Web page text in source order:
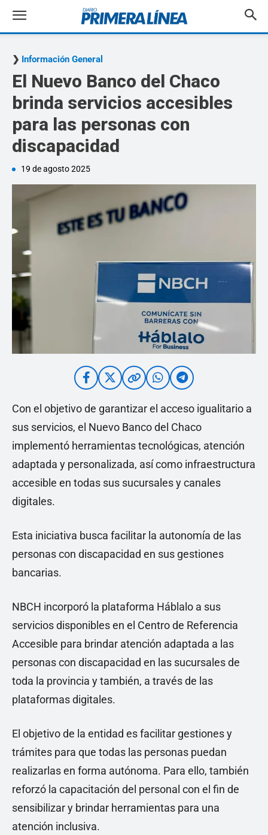
Información General
El Nuevo Banco del Chaco
brinda servicios accesibles
para las personas con
discapacidad
19 de agosto 2025
Con el objetivo de garantizar el acceso igualitario a
sus servicios, el Nuevo Banco del Chaco
implementó herramientas tecnológicas, atención
adaptada y personalizada, así como infraestructura
accesible en todas sus sucursales y canales
digitales.
Esta iniciativa busca facilitar la autonomía de las
personas con discapacidad en sus gestiones
bancarias.
NBCH incorporó la plataforma Háblalo a sus
servicios disponibles en el Centro de Referencia
Accesible para brindar atención adaptada a las
personas con discapacidad en las sucursales de
toda la provincia y también, a través de las
plataformas digitales.
El objetivo de la entidad es facilitar gestiones y
trámites para que todas las personas puedan
realizarlas en forma autónoma. Para ello, también
reforzó la capacitación del personal con el fin de
sensibilizar y brindar herramientas para una
atención inclusiva.